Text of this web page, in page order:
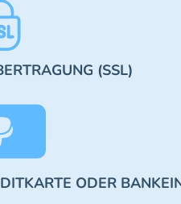
(SSL)
ODER